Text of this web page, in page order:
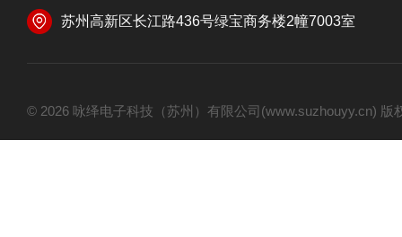
苏州高新区长江路436号绿宝商务楼2幢7003室
© 2026 咏绎电子科技（苏州）有限公司(www.suzhouyy.cn)